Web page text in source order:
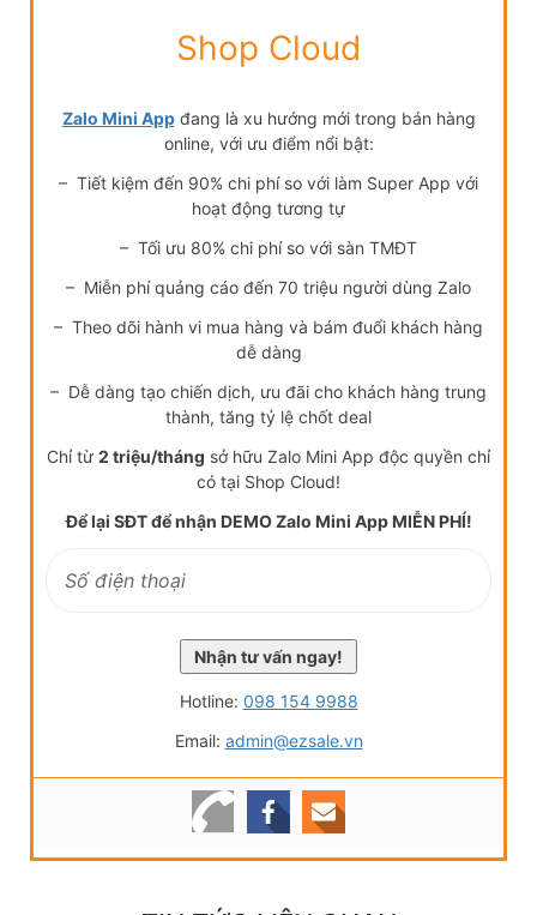
Shop Cloud
Zalo Mini Appđang là xu hướng mới trong bán hàng
online, với ưu điểm nổi bật:
– Tiết kiệm đến 90% chi phí so với làm Super App với
hoạt động tương tự
– Tối ưu 80% chi phí so với sàn TMĐT
– Miễn phí quảng cáo đến 70 triệu người dùng Zalo
– Theo dõi hành vi mua hàng và bám đuổi khách hàng
dễ dàng
– Dễ dàng tạo chiến dịch, ưu đãi cho khách hàng trung
thành, tăng tỷ lệ chốt deal
Chỉ từ 2 triệu/tháng sở hữu Zalo Mini App độc quyền chỉ
có tại Shop Cloud!
Để lại SĐT để nhận DEMO Zalo Mini App MIỄN PHÍ!
Hotline: 098 154 9988
Email: admin@ezsale.vn